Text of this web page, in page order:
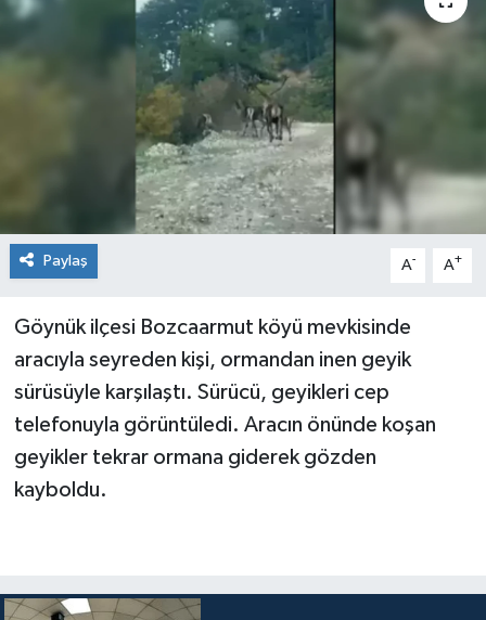
Paylaş A- A+
Göynük ilçesi Bozcaarmut köyü mevkisinde
aracıyla seyreden kişi, ormandan inen geyik
sürüsüyle karşılaştı. Sürücü, geyikleri cep
telefonuyla görüntüledi. Aracın önünde koşan
geyikler tekrar ormana giderek gözden
kayboldu.
Röportaj
Teknoloji